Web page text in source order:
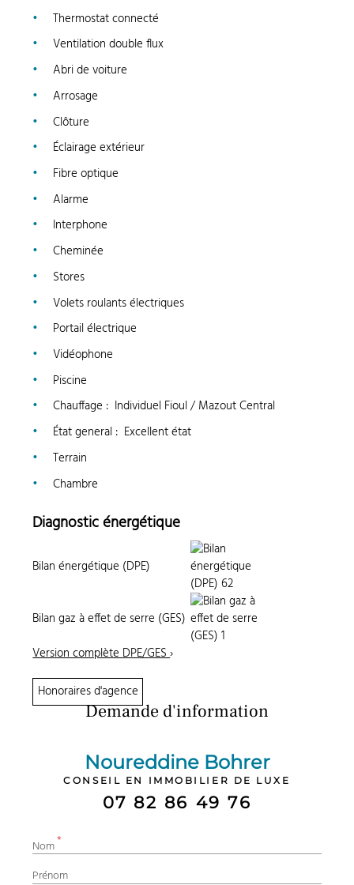
Thermostat connecté
Ventilation double flux
Abri de voiture
Arrosage
Clôture
Éclairage extérieur
Fibre optique
Alarme
Interphone
Cheminée
Stores
Volets roulants électriques
Portail électrique
Vidéophone
Piscine
Chauffage : Individuel Fioul / Mazout Central
État general: Excellent état
Terrain
Chambre
Diagnostic énergétique
Bilan énergétique (DPE)
Bilan gaz à effet de serre (GES)
Version complète DPE/GES›
Honoraires d'agence
Demande d'information
Noureddine Bohrer
CONSEIL EN IMMOBILIER DE LUXE
07 82 86 49 76
Nom*
Prénom